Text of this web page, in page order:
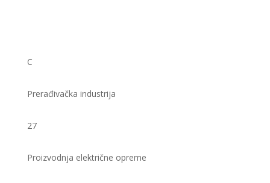
C
Prerađivačka industrija
27
Proizvodnja električne opreme